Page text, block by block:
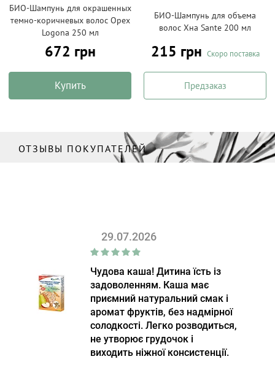
БИО-Шампунь для окрашенных
темно-коричневых волос Орех
Logona 250 мл
672 грн
Купить
БИО-Шампунь для объема
волос Хна Sante 200 мл
215 грн Скоро поставка
Предзаказ
ОТЗЫВЫ ПОКУПАТЕЛЕЙ
29.07.2026
Чудова каша! Дитина їсть із
задоволенням. Каша має
приємний натуральний смак і
аромат фруктів, без надмірної
солодкості. Легко розводиться,
не утворює грудочок і
виходить ніжної консистенції.